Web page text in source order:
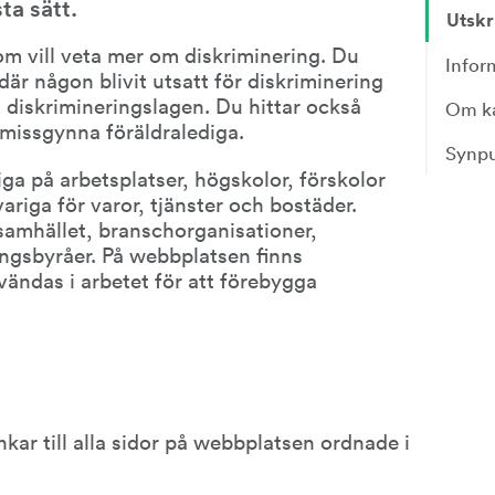
sätt.
vill veta mer om diskriminering. Du
någon blivit utsatt för diskriminering
Du hittar också
föräldralediga.
på arbetsplatser, högskolor, förskolor
för varor, tjänster och bostäder.
branschorganisationer,
På webbplatsen finns
i arbetet för att förebygga
till alla sidor på webbplatsen ordnade i
Om